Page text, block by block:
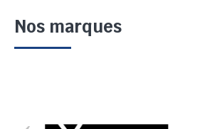
Nos marques